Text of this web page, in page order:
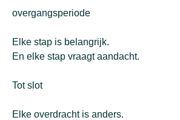
overgangsperiode
Elke stap is belangrijk.
En elke stap vraagt aandacht.
Tot slot
Elke overdracht is anders.